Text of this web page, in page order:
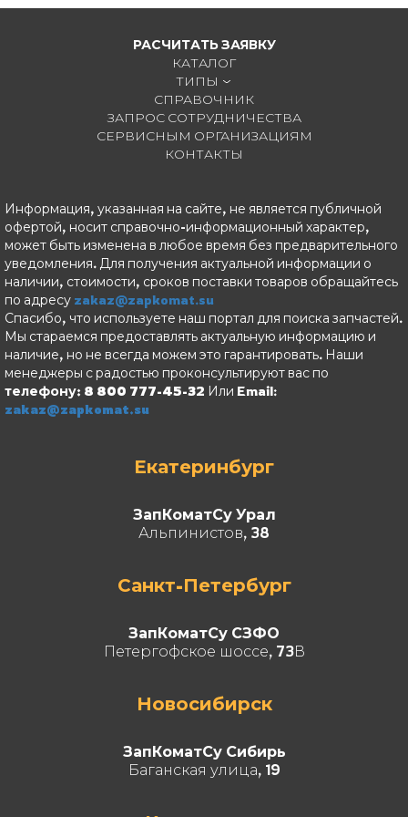
19 20
РАСЧИТАТЬ ЗАЯВКУ
КАТАЛОГ
ТИПЫ
СПРАВОЧНИК
ЗАПРОС СОТРУДНИЧЕСТВА
СЕРВИСНЫМ ОРГАНИЗАЦИЯМ
КОНТАКТЫ
Информация, указанная на сайте, не является публичной
офертой, носит справочно-информационный характер,
может быть изменена в любое время без предварительного
уведомления. Для получения актуальной информации о
наличии, стоимости, сроков поставки товаров обращайтесь
по адресу zakaz@zapkomat.su
Спасибо, что используете наш портал для поиска запчастей.
Мы стараемся предоставлять актуальную информацию и
наличие, но не всегда можем это гарантировать. Наши
менеджеры с радостью проконсультируют вас по
телефону: 8 800 777-45-32 Или Email:
zakaz@zapkomat.su
Екатеринбург
ЗапКоматСу Урал
Альпинистов, 38
Санкт-Петербург
ЗапКоматСу СЗФО
Петергофское шоссе, 73В
Новосибирск
ЗапКоматСу Сибирь
Баганская улица, 19